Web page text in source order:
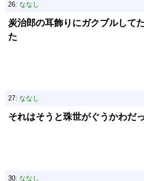
26: ななし
炭治郎の耳飾りにガクブルして
た
27: ななし
それはそうと珠世がぐうかわだ
30: ななし